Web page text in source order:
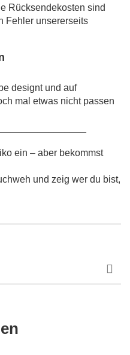
Rücksendekosten sind
Fehler unsererseits
designt und auf
mal etwas nicht passen
ein – aber bekommst
und zeig wer du bist,